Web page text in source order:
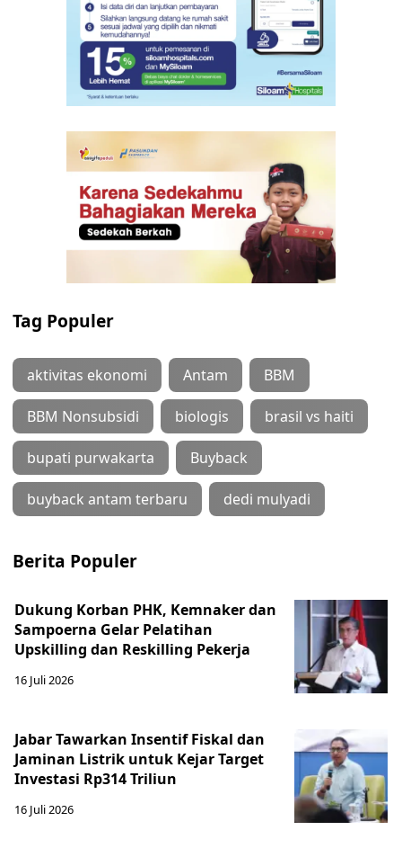
Tag Populer
aktivitas ekonomi Antam BBM
BBM Nonsubsidi biologis brasil vs haiti
bupati purwakarta Buyback
buyback antam terbaru dedi mulyadi
Berita Populer
Dukung Korban PHK, Kemnaker dan
Sampoerna Gelar Pelatihan
Upskilling dan Reskilling Pekerja
16 Juli 2026
Jabar Tawarkan Insentif Fiskal dan
Jaminan Listrik untuk Kejar Target
Investasi Rp314 Triliun
16 Juli 2026